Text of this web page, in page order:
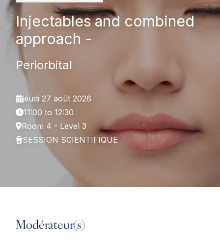
Injectables and combined
approach -
Periorbital
jeudi 27 août 2026
11:00 to 12:30
Room 4 - Level 3
SESSION SCIENTIFIQUE
Modérateur(s)